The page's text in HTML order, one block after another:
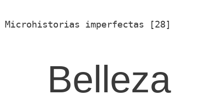
Microhistorias imperfectas [28]
Belleza